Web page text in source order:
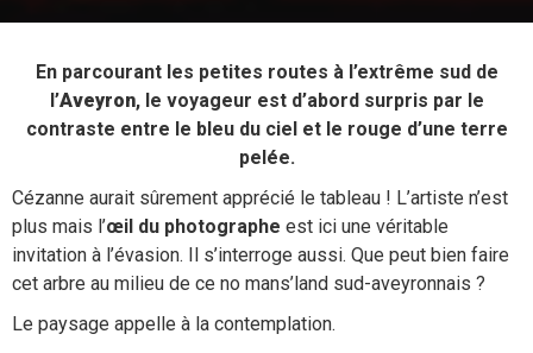
En parcourant les petites routes à l’extrême sud de
l’Aveyron, le voyageur est d’abord surpris par le
contraste entre le bleu du ciel et le rouge d’une terre
pelée.
Cézanne aurait sûrement apprécié le tableau ! L’artiste n’est
plus mais l’œil du photographe est ici une véritable
invitation à l’évasion. Il s’interroge aussi. Que peut bien faire
cet arbre au milieu de ce no mans’land sud-aveyronnais ?
Le paysage appelle à la contemplation.